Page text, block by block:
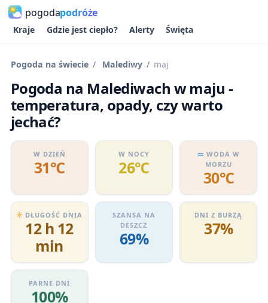
pogodapodróże
Kraje Gdzie jest ciepło? Alerty Święta
Pogoda na świecie Malediwy maj
Pogoda na Malediwach w maju -
temperatura, opady, czy warto
jechać?
W DZIEŃ
31℃
W NOCY
26℃
WODA W
MORZU
30℃
DŁUGOŚĆ DNIA
12 h 12
min
SZANSA NA
DESZCZ
69%
DNI Z BURZĄ
37%
PARNE DNI
100%